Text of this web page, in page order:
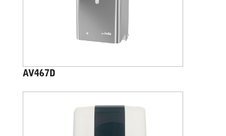
AV467D